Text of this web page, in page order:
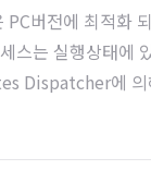
PC버전에 최적
스는 실행상태에
Dispatcher에 의